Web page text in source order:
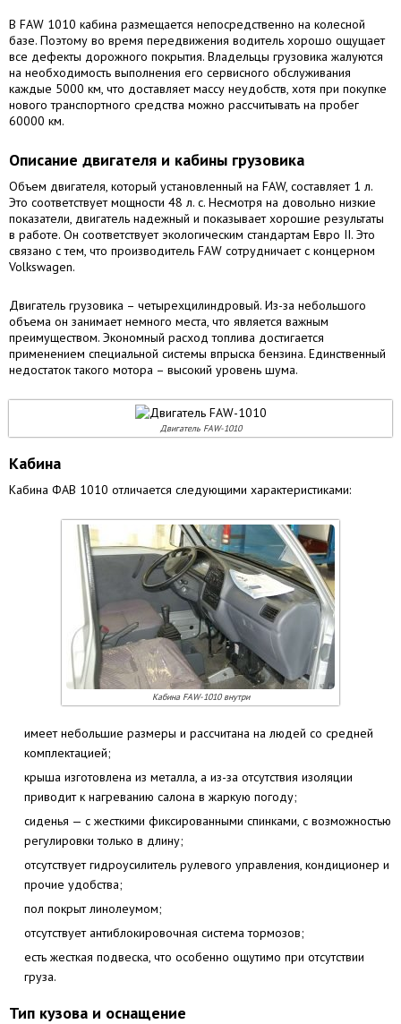
В FAW 1010 кабина размещается непосредственно на колесной
базе. Поэтому во время передвижения водитель хорошо ощущает
все дефекты дорожного покрытия. Владельцы грузовика жалуются
на необходимость выполнения его сервисного обслуживания
каждые 5000 км, что доставляет массу неудобств, хотя при покупке
нового транспортного средства можно рассчитывать на пробег
60000 км.
Описание двигателя и кабины грузовика
Объем двигателя, который установленный на FAW, составляет 1 л.
Это соответствует мощности 48 л. с. Несмотря на довольно низкие
показатели, двигатель надежный и показывает хорошие результаты
в работе. Он соответствует экологическим стандартам Евро ІІ. Это
связано с тем, что производитель FAW сотрудничает с концерном
Volkswagen.
Двигатель грузовика – четырехцилиндровый. Из-за небольшого
объема он занимает немного места, что является важным
преимуществом. Экономный расход топлива достигается
применением специальной системы впрыска бензина. Единственный
недостаток такого мотора – высокий уровень шума.
Двигатель FAW-1010
Кабина
Кабина ФАВ 1010 отличается следующими характеристиками:
Кабина FAW-1010 внутри
имеет небольшие размеры и рассчитана на людей со средней
комплектацией;
крыша изготовлена из металла, а из-за отсутствия изоляции
приводит к нагреванию салона в жаркую погоду;
сиденья — с жесткими фиксированными спинками, с возможностью
регулировки только в длину;
отсутствует гидроусилитель рулевого управления, кондиционер и
прочие удобства;
пол покрыт линолеумом;
отсутствует антиблокировочная система тормозов;
есть жесткая подвеска, что особенно ощутимо при отсутствии
груза.
Тип кузова и оснащение